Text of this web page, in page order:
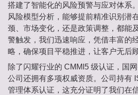
搭建了智能化的风险预警与应对体系
风险模型分析，能够提前精准识别潜
颈、市场变化，还是政策调整，都能
警触发，我们迅速响应，凭借丰富的
略，确保项目平稳推进，让客户无后
除了闪耀行业的 CMMI5 级认证，国
公司还拥有多项权威资质。公司持有
管理体系认证，这充分证明了我们在